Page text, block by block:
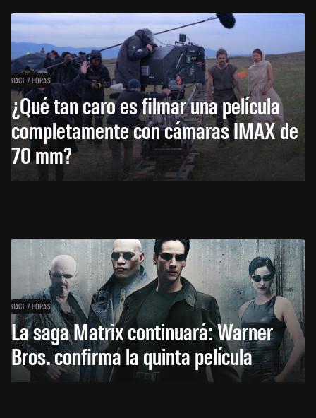
HACE 7 HORAS
¿Qué tan caro es filmar una película
completamente con cámaras IMAX de
70 mm?
HACE 7 HORAS
La saga Matrix continuará: Warner
Bros. confirma la quinta película